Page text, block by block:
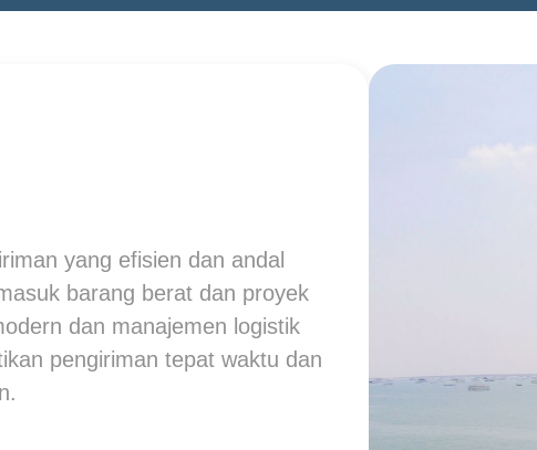
yang efisien dan andal
barang berat dan proyek
dan manajemen logistik
pengiriman tepat waktu dan